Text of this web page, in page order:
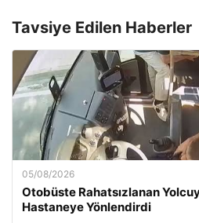
Tavsiye Edilen Haberler
05/08/2026
Otobüste Rahatsızlanan
Hastaneye Yönlendirdi